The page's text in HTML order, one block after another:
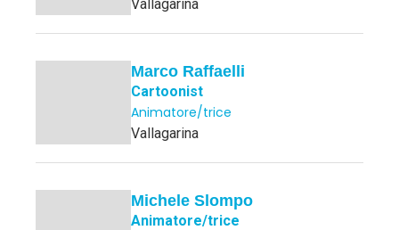
Vallagarina
Marco Raffaelli
Cartoonist
Animatore/trice
Vallagarina
Michele Slompo
Animatore/trice